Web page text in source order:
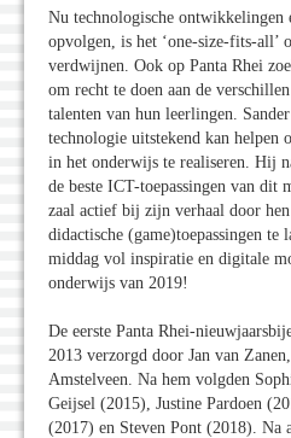
Nu technologische ontwikkelingen
opvolgen, is het ‘one-size-fits-all’
verdwijnen. Ook op Panta Rhei
om recht te doen aan de
talenten van hun leerlingen.
technologie uitstekend kan helpen
in het onderwijs te realiseren. Hij
de beste ICT-toepassingen van
zaal actief bij zijn verhaal door
didactische (game)toepassingen te
middag vol inspiratie en digitale
onderwijs van 2019!
De eerste Panta Rhei-
2013 verzorgd door Jan van
Amstelveen. Na hem volgden
Geijsel (2015), Justine Pardoen
(2017) en Steven Pont (2018). Na